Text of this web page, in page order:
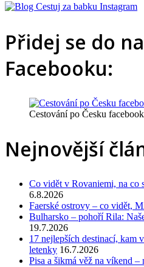
Přidej se do
Facebooku:
Cestování po Česku
Nejnovější
Co vidět v Rovaniemi, na co
6.8.2026
Faerské ostrovy – co vidět,
Bulharsko – pohoří Rila:
19.7.2026
17 nejlepších destinací, kam
letenky 16.7.2026
Pisa a šikmá věž na víkend –